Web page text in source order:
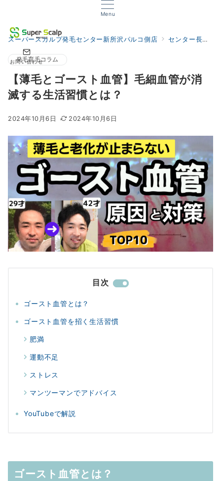
Menu
お問い合わせ
スーパースカルプ発毛センター新所沢パルコ側店 センター長の発毛サロンブログ
発毛育毛コラム
【薄毛とゴースト血管】毛細血管が消
滅する生活習慣とは？
2024年10月6日 2024年10月6日
目次
ゴースト血管とは？
ゴースト血管を招く生活習慣
肥満
運動不足
ストレス
マンツーマンでアドバイス
YouTubeで解説
ゴースト血管とは？